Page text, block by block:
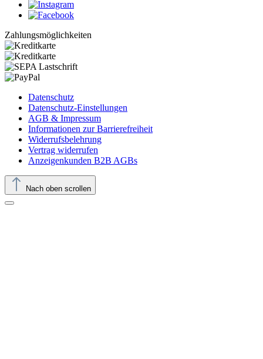
Zahlungsmöglichkeiten
Datenschutz
Datenschutz-Einstellungen
AGB & Impressum
Informationen zur Barrierefreiheit
Widerrufsbelehrung
Vertrag widerrufen
Anzeigenkunden B2B AGBs
Nach oben scrollen